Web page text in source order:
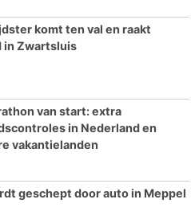
komt ten val en raakt
in Zwartsluis
van start: extra
in Nederland en
vakantielanden
geschept door auto in Meppel